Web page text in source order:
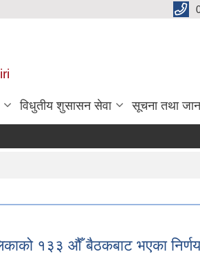
विधुतीय शुसासन सेवा सूचना तथा
१३३ औँ बैठकबाट भएका